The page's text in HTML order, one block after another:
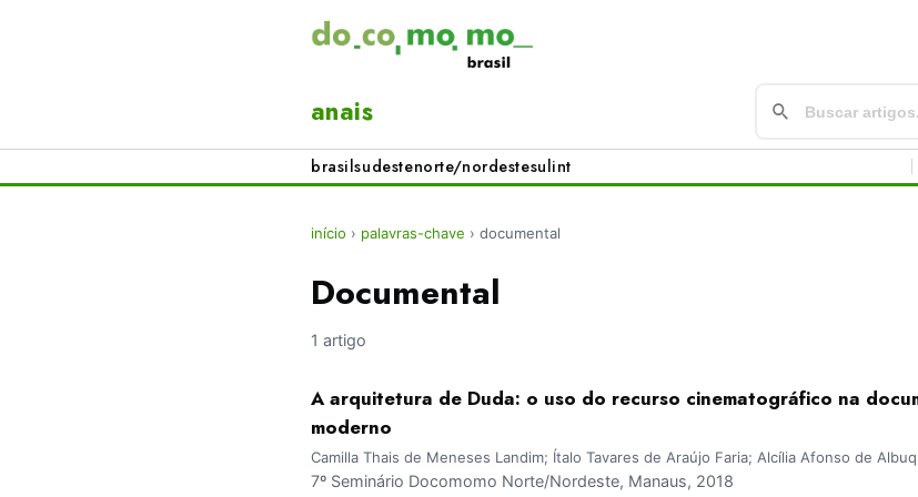
anais
brasilsudestenorte/nordestesulint
início › palavras-chave › documental
Documental
1 artigo
A arquitetura de Duda: o uso do recurso cinematográfico na
moderno
Camilla Thais de Meneses Landim; Ítalo Tavares de Araújo Faria; Alcília Afonso de
7º Seminário Docomomo Norte/Nordeste, Manaus, 2018